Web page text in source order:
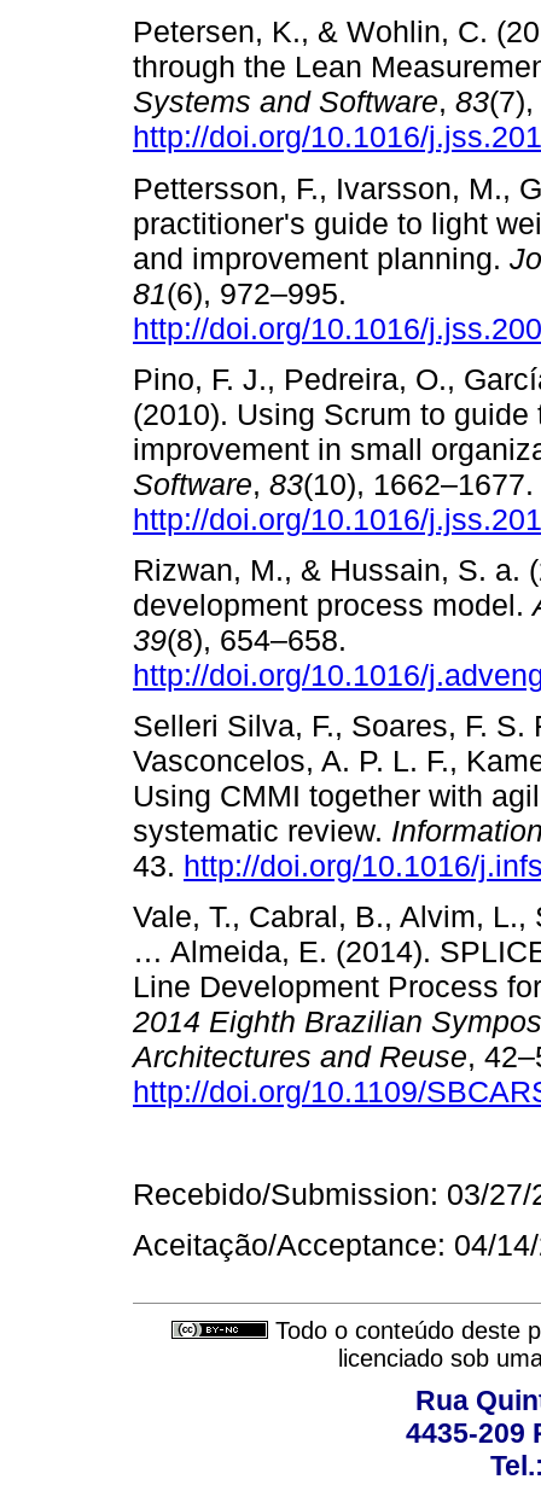
Petersen, K., & Wohlin, C.
through the Lean
Systems and Software, 83
http://doi.org/10.1016/
Pettersson, F., Ivarsson, M.,
practitioner's guide to light
and improvement planning.
81(6), 972–995.
http://doi.org/10.1016/
Pino, F. J., Pedreira, O.,
(2010). Using Scrum to
improvement in small
Software, 83(10), 1662–1677.
http://doi.org/10.1016/
Rizwan, M., & Hussain, S. a.
development process model.
39(8), 654–658.
http://doi.org/10.1016/
Selleri Silva, F., Soares, F.
Vasconcelos, A. P. L. F.,
Using CMMI together with
systematic review.
43. http://doi.org/10.1016/
Vale, T., Cabral, B., Alvim,
… Almeida, E. (2014).
Line Development Process
2014 Eighth Brazilian
Architectures and Reuse,
http://doi.org/10.1109/
Recebido/Submission: 03/27/
Aceitação/Acceptance: 04/
Todo o conteúdo deste
licenciado sob
Rua
4435-209